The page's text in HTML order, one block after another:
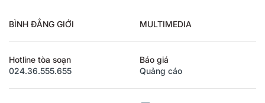
BÌNH ĐẲNG GIỚI MULTIMEDIA
Hotline tòa soạn
024.36.555.655
Báo giá
Quảng cáo